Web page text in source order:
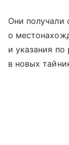
Они
о
и указания
в новых